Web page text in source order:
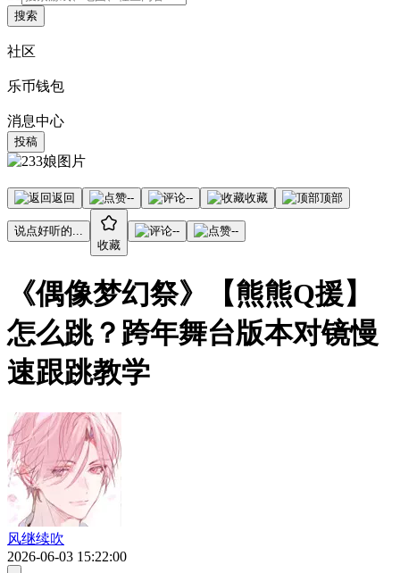
搜索
社区
乐币钱包
消息中心
投稿
返回 -- -- 收藏 顶部
说点好听的...
收藏
-- --
《偶像梦幻祭》【熊熊Q援】
怎么跳？跨年舞台版本对镜慢
速跟跳教学
风继续吹
2026-06-03 15:22:00